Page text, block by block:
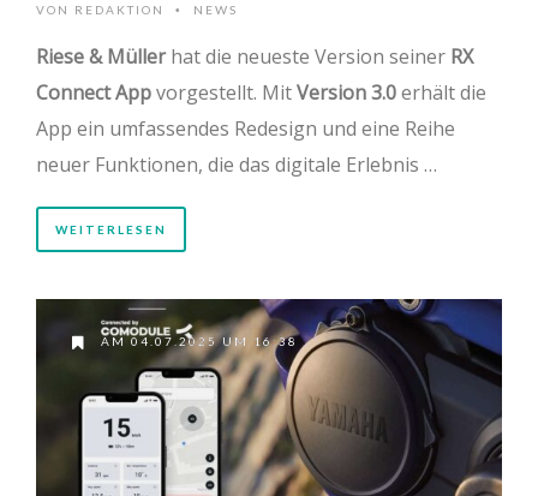
VON REDAKTION • NEWS
Riese & Müllerhat die neueste Version seiner RX
Connect Appvorgestellt. MitVersion 3.0erhält die
App ein umfassendes Redesign und eine Reihe
neuer Funktionen, die das digitale Erlebnis …
WEITERLESEN
AM 04.07.2025 UM 16:38